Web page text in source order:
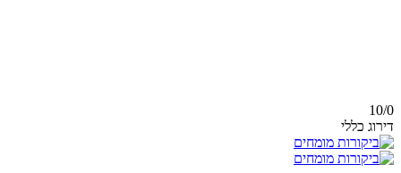
10/0
דירוג כללי